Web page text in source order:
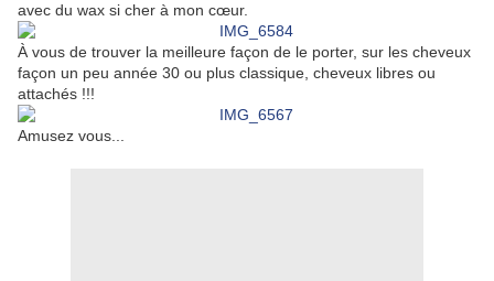
avec du wax si cher à mon cœur.
À vous de trouver la meilleure façon de le porter, sur les cheveux
façon un peu année 30 ou plus classique, cheveux libres ou
attachés !!!
Amusez vous...